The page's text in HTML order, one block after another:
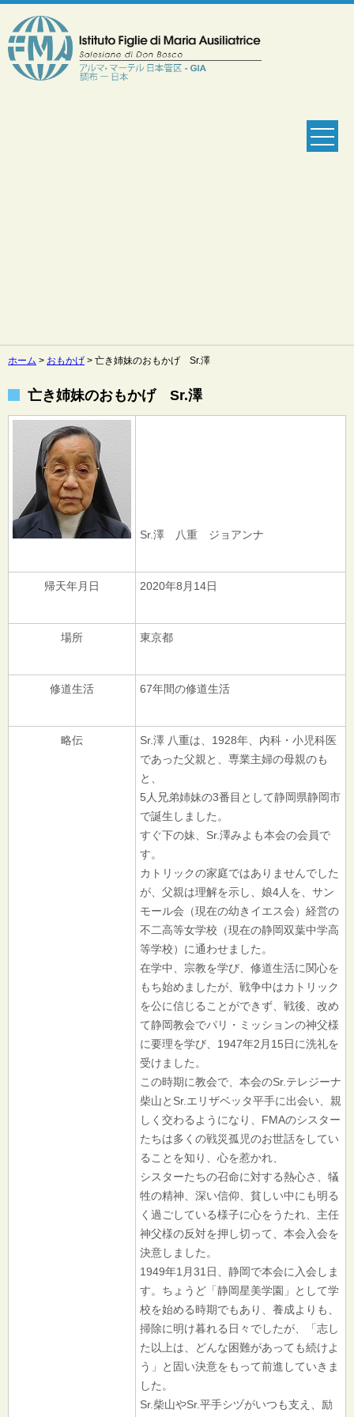
ホーム > おもかげ > 亡き姉妹のおもかげ Sr.澤
亡き姉妹のおもかげ Sr.澤
Sr.澤 八重 ジョアンナ
帰天年月日 2020年8月14日
場所 東京都
修道生活 67年間の修道生活
略伝
Sr.澤 八重は、1928年、内科・小児科医
であった父親と、専業主婦の母親のも
と、
5人兄弟姉妹の3番目として静岡県静岡市
で誕生しました。
すぐ下の妹、Sr.澤みよも本会の会員で
す。
カトリックの家庭ではありませんでした
が、父親は理解を示し、娘4人を、サン
モール会（現在の幼きイエス会）経営の
不二高等女学校（現在の静岡双葉中学高
等学校）に通わせました。
在学中、宗教を学び、修道生活に関心を
もち始めましたが、戦争中はカトリック
を公に信じることができず、戦後、改め
て静岡教会でパリ・ミッションの神父様
に要理を学び、1947年2月15日に洗礼を
受けました。
この時期に教会で、本会のSr.テレジーナ
柴山とSr.エリザベッタ平手に出会い、親
しく交わるようになり、FMAのシスター
たちは多くの戦災孤児のお世話をしてい
ることを知り、心を惹かれ、
シスターたちの召命に対する熱心さ、犠
牲の精神、深い信仰、貧しい中にも明る
く過ごしている様子に心をうたれ、主任
神父様の反対を押し切って、本会入会を
決意しました。
1949年1月31日、静岡で本会に入会しま
す。ちょうど「静岡星美学園」として学
校を始める時期でもあり、養成よりも、
掃除に明け暮れる日々でしたが、「志し
た以上は、どんな困難があっても続けよ
う」と固い決意をもって前進していきま
した。
Sr.柴山やSr.平手シヅがいつも支え、励